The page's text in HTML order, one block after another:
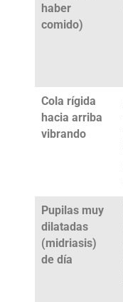
haber
comido)
Cola rígida
hacia arriba
vibrando
Pupilas muy
dilatadas
(midriasis)
de día